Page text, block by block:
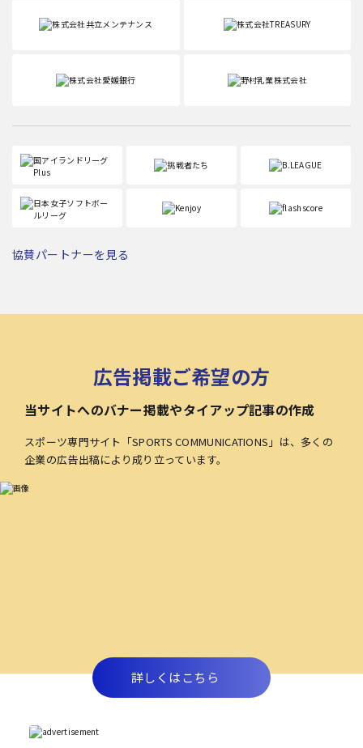
協賛パートナーを見る
広告掲載ご希望の方
当サイトへのバナー掲載やタイアップ記事の作成
スポーツ専門サイト「SPORTS COMMUNICATIONS」は、多くの
企業の広告出稿により成り立っています。
詳しくはこちら